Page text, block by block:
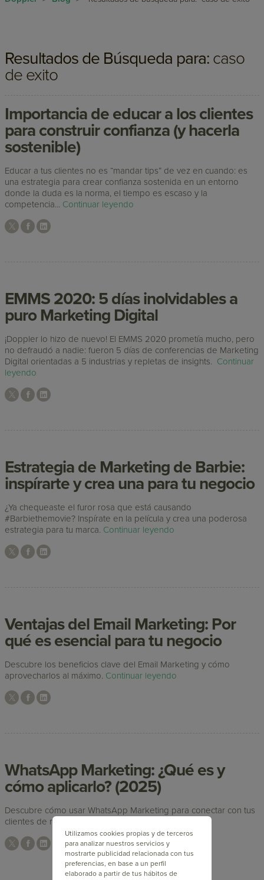
Resultados de Búsqueda para: caso
de exito
Importancia de educar a los clientes
para construir confianza (y hacerla
sostenible)
Educar a tus clientes no es “mandar tips” de vez en cuando: es
una estrategia para crear confianza sostenida en un entorno
donde la duda es la norma, el tiempo es escaso y la
competencia... Continuar leyendo
EMMS 2020: 5 días inolvidables a
puro Marketing Digital
¡Doppler lo hizo de nuevo! El EMMS 2020 prometía mucho, pero
no defraudó a nadie: fueron 5 días de conferencias de Marketing
Digital orientadas a 5 industrias y repletas de insights. Continuar
leyendo
Estrategia de Marketing de Barbie:
inspírarte y crea una para tu negocio
¿Ya chequeaste el furor rosa que está causando
#Barbiethemovie? Inspírate en la película y crea una poderosa
estrategia para tu marca. Continuar leyendo
Ventajas del Email Marketing: Por
qué es esencial para tu negocio
Descubre los beneficios clave del Email Marketing y cómo
aprovecharlos al máximo. Continuar leyendo
WhatsApp Marketing: ¿Qué es y
cómo aplicarlo? (2025)
Descubre cómo usar WhatsApp Marketing para conectar con tus
clientes de manera efectiva.
Utilizamos cookies propias y de terceros
para analizar nuestros servicios y
mostrarte publicidad relacionada con tus
preferencias, en base a un perfil
elaborado a partir de tus hábitos de